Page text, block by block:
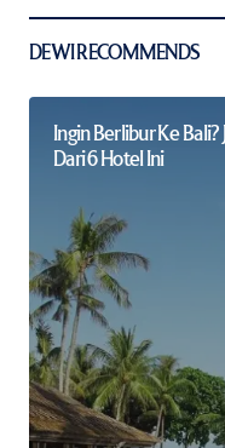
DEWI RECOMMENDS
Ingin Berlibur Ke
Dari 6 Hotel Ini